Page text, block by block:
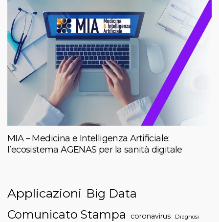
MIA – Medicina e Intelligenza Artificiale:
l’ecosistema AGENAS per la sanità digitale
Applicazioni Big Data
Comunicato Stampa
coronavirus Diagnosi